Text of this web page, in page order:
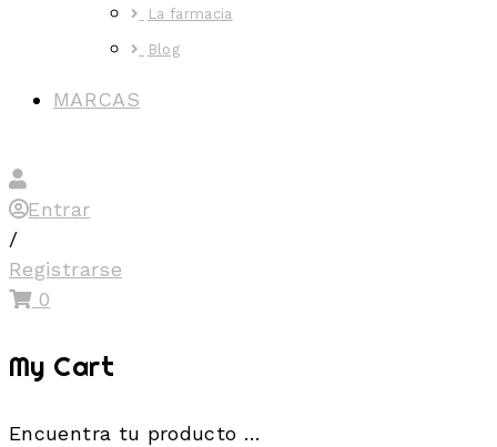
La farmacia
Blog
MARCAS
Entrar
/
Registrarse
0
My Cart
Encuentra tu producto …